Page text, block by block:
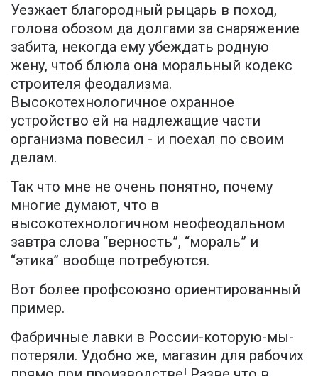
Уезжает благородный рыцарь в поход,
голова обозом да долгами за снаряжение
забита, некогда ему убеждать родную
жену, чтоб блюла она моральный кодекс
строителя феодализма.
Высокотехнологичное охранное
устройство ей на надлежащие части
организма повесил - и поехал по своим
делам.
Так что мне не очень понятно, почему
многие думают, что в
высокотехнологичном неофеодальном
завтра слова “верность”, “мораль” и
“этика” вообще потребуются.
Вот более профсоюзно ориентированный
пример.
Фабричные лавки в России-которую-мы-
потеряли. Удобно же, магазин для рабочих